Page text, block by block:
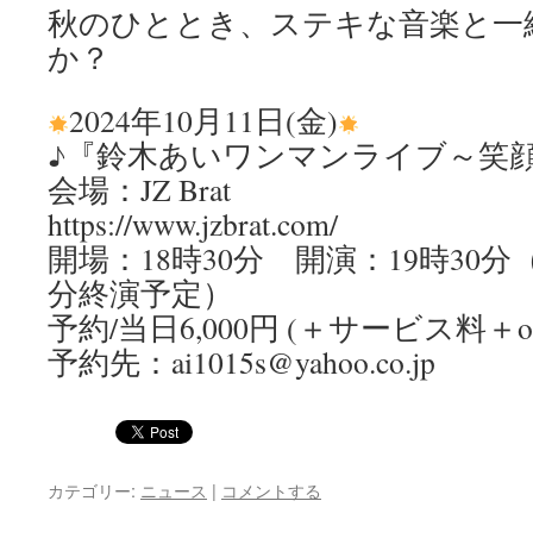
秋のひととき、ステキな音楽と
か？
2024年10月11日(金)
♪『鈴木あいワンマンライブ～笑
会場：JZ Brat
https://www.jzbrat.com/
開場：18時30分 開演：19時30分
分終演予定）
予約/当日6,000円 (＋サービス料＋
予約先：ai1015s@yahoo.co.jp
カテゴリー: ニュース | コメントする